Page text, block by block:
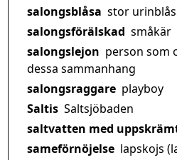
salongsblåsa stor
salongsförälskad småkär
salongslejon person som
dessa sammanhang
salongsraggare playboy
Saltis Saltsjöbaden
saltvatten med
sameförnöjelse lapskojs